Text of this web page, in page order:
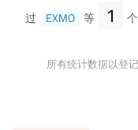
过 EXMO 等 1
所有统计数据以登